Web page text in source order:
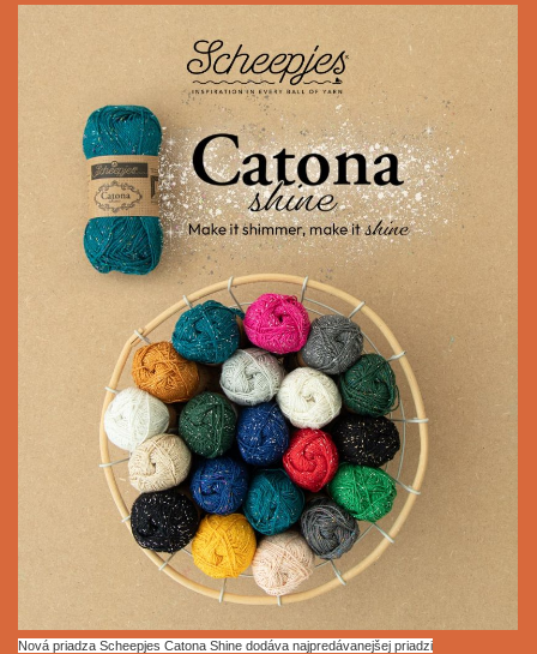
Nová priadza Scheepjes Catona Shine dodáva najpredávanejšej priadzi